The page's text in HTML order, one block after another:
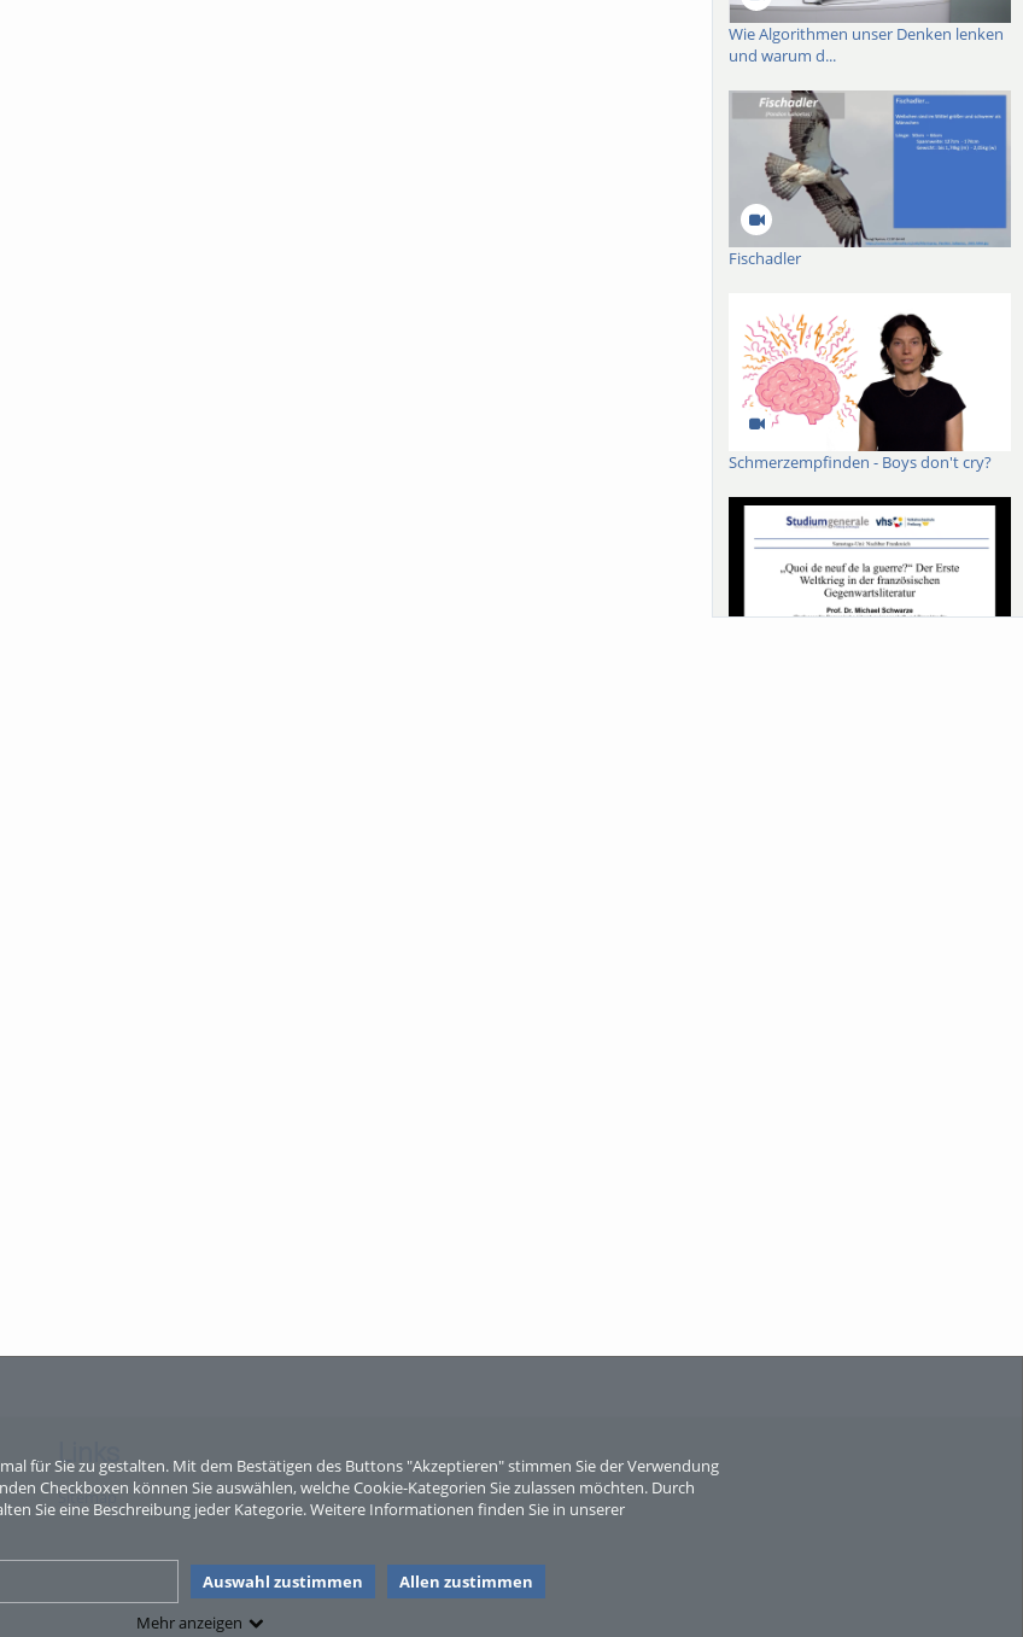
für Sie zu gestalten. Mit dem Bestätigen des Buttons "Akzeptieren" stimmen Sie der Verwendung
Checkboxen können Sie auswählen, welche Cookie-Kategorien Sie zulassen möchten. Durch
Sie eine Beschreibung jeder Kategorie. Weitere Informationen finden Sie in unserer
Auswahl zustimmen
Allen zustimmen
Mehr anzeigen
Wie Algorithmen unser Denken lenken
und warum d...
Fischadler
Schmerzempfinden - Boys don't cry?
Links
Sitemap